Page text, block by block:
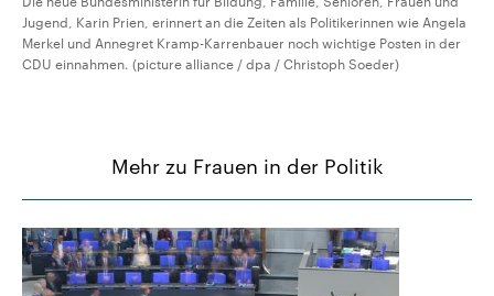
Jugend, Karin Prien, erinnert an die Zeiten als Politikerinnen wie Angela
Merkel und Annegret Kramp-Karrenbauer noch wichtige Posten in der
CDU einnahmen. (picture alliance / dpa / Christoph Soeder)
Mehr zu Frauen in der Politik